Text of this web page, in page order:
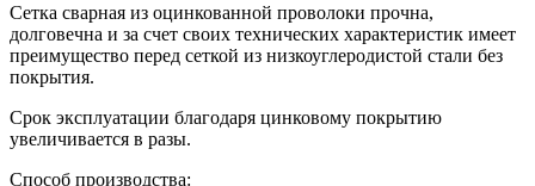
Сетка сварная из оцинкованной проволоки прочна,
долговечна и за счет своих технических характеристик имеет
преимущество перед сеткой из низкоуглеродистой стали без
покрытия.
Срок эксплуатации благодаря цинковому покрытию
увеличивается в разы.
Способ производства: